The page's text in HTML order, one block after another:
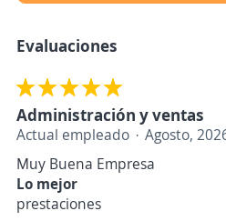
Evaluaciones
Administración y ventas
Actual empleado
Agosto,
Muy Buena Empresa
Lo mejor
prestaciones